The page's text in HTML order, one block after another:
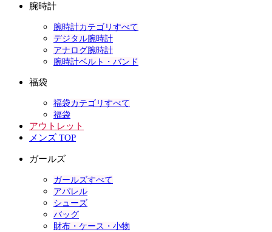
腕時計
腕時計カテゴリすべて
デジタル腕時計
アナログ腕時計
腕時計ベルト・バンド
福袋
福袋カテゴリすべて
福袋
アウトレット
メンズ TOP
ガールズ
ガールズすべて
アパレル
シューズ
バッグ
財布・ケース・小物